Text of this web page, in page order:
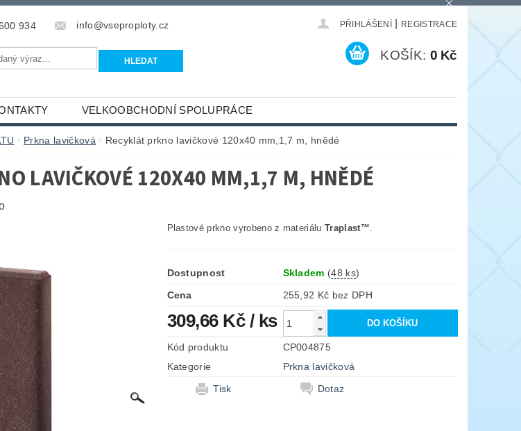
934 info@vseproploty.cz PŘIHLÁŠENÍ REGISTRACE
KOŠÍK: 0 Kč
VELKOOBCHODNÍ SPOLUPRÁCE
Prkna lavičková Recyklát prkno lavičkové 120x40 mm,1,7 m, hnědé
LAVIČKOVÉ 120X40 MM,1,7 M, HNĚDÉ
Plastové prkno vyrobeno z materiáluTraplast™.
Dostupnost Skladem (48 ks)
Cena
255,92 Kč bez DPH
309,66 Kč / ks
Kód produktu
CP004875
Kategorie
Prkna lavičková
Tisk
Dotaz